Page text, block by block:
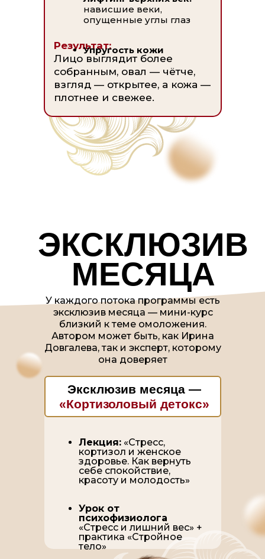
Результат:
Лицо выглядит более
собранным, овал — чётче,
взгляд — открытее, а кожа —
плотнее и свежее.
нависшие веки,
опущенные углы глаз
Упругость кожи
Лекция: «Стресс,
кортизол и женское
здоровье. Как вернуть
себе спокойствие,
красоту и молодость»
Урок от
психофизиолога
«Стресс и лишний вес» +
практика «Стройное
тело»
Эксклюзив месяца —
«Кортизоловый детокс»
ЭКСКЛЮЗИВ
МЕСЯЦА
У каждого потока программы есть
эксклюзив месяца — мини-курс
близкий к теме омоложения.
Автором может быть, как Ирина
Довгалева, так и эксперт, которому
она доверяет